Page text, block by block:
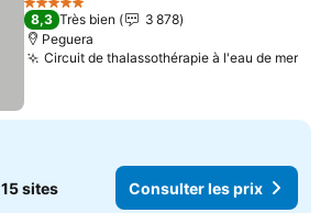
5 Étoiles
8,3 Très bien
3 878
Peguera
Circuit de thalassothérapie à l'eau de mer
15 sites Consulter les prix